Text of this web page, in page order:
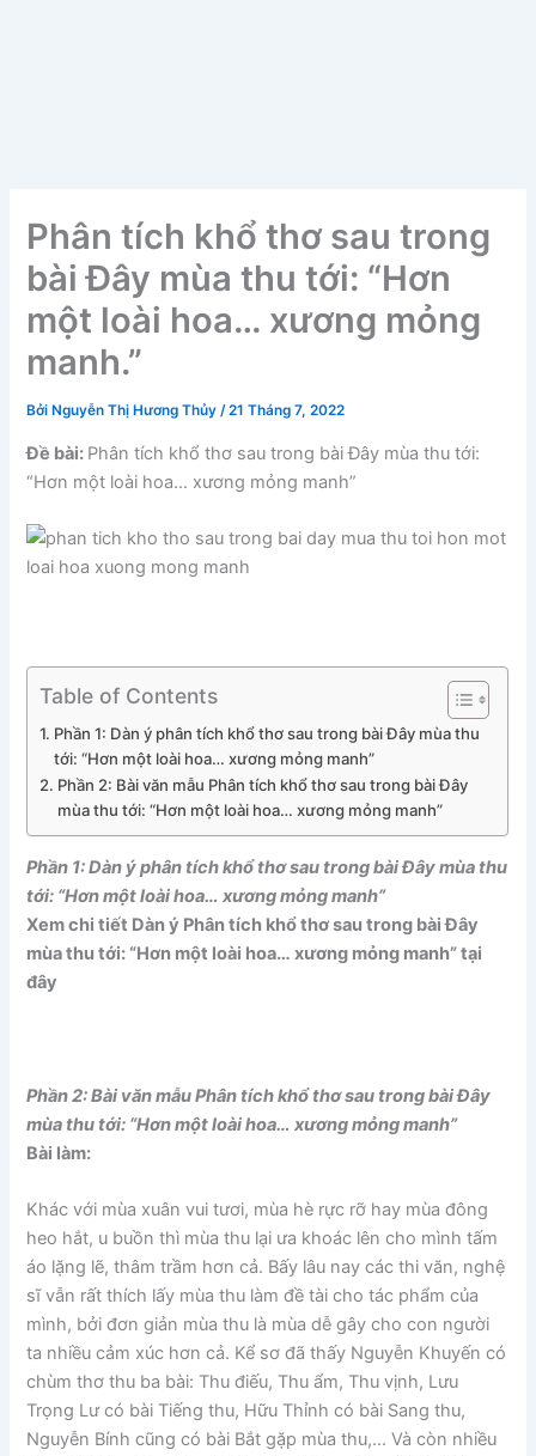
Phân tích khổ thơ sau trong
bài Đây mùa thu tới: “Hơn
một loài hoa… xương mỏng
manh.”
Bởi Nguyễn Thị Hương Thủy/21 Tháng 7, 2022
Đề bài: Phân tích khổ thơ sau trong bài Đây mùa thu tới:
“Hơn một loài hoa… xương mỏng manh”
Table of Contents
Phần 1: Dàn ý phân tích khổ thơ sau trong bài Đây mùa thu
tới: “Hơn một loài hoa… xương mỏng manh”
Phần 2: Bài văn mẫu Phân tích khổ thơ sau trong bài Đây
mùa thu tới: “Hơn một loài hoa… xương mỏng manh”
Phần 1: Dàn ý phân tích khổ thơ sau trong bài Đây mùa thu
tới: “Hơn một loài hoa… xương mỏng manh”
Xem chi tiết Dàn ý Phân tích khổ thơ sau trong bài Đây
mùa thu tới: “Hơn một loài hoa… xương mỏng manh” tại
đây
Phần 2: Bài văn mẫu Phân tích khổ thơ sau trong bài Đây
mùa thu tới: “Hơn một loài hoa… xương mỏng manh”
Bài làm:
Khác với mùa xuân vui tươi, mùa hè rực rỡ hay mùa đông
heo hắt, u buồn thì mùa thu lại ưa khoác lên cho mình tấm
áo lặng lẽ, thâm trầm hơn cả. Bấy lâu nay các thi văn, nghệ
sĩ vẫn rất thích lấy mùa thu làm đề tài cho tác phẩm của
mình, bởi đơn giản mùa thu là mùa dễ gây cho con người
ta nhiều cảm xúc hơn cả. Kể sơ đã thấy Nguyễn Khuyến có
chùm thơ thu ba bài: Thu điếu, Thu ẩm, Thu vịnh, Lưu
Trọng Lư có bài Tiếng thu, Hữu Thỉnh có bài Sang thu,
Nguyễn Bính cũng có bài Bắt gặp mùa thu,… Và còn nhiều